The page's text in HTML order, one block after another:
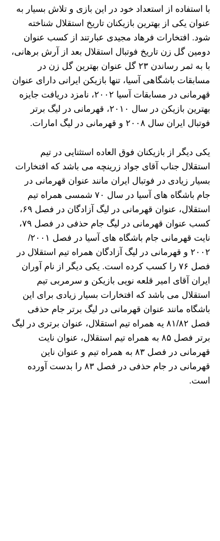
با استفاده از استعداد خود در این بازی و تلاش بسیار به
عنوان یکی از بهترین بازیکنان تاریخ استقلال شناخته
شود. افتخارات فرهاد مجیدی عبارتند از کسب عنوان
دومین گل زن تاریخ فوتبال استقلال بعد از آرش برهانی،
با به ثمر رساندن ۲۳ گل عنوان بهترین گل زن در
مسابقات باشگاهی آسیا، تنها بازیکن ایرانی دارای عنوان
قهرمانی در مسابقات آسیا ۲۰۰۲، نامزد دریافت جایزه
بهترین بازیکن در سال ۲۰۱۰، قهرمانی در لیگ برتر
فوتبال ایران سال ۲۰۰۸ و قهرمانی در لیگ امارات.
یکی دیگر از بازیکنان فوق العاده استثنایی در تیم
استقلال جناب آقای جواد زرینچه می باشد که افتخارات
بسیار زیادی در فوتبال ایران مانند عنوان قهرمانی در
جام باشگاه های آسیا در سال ۷۰ شمسی همراه تیم
استقلال، عنوان قهرمانی در لیگ آزادگان در فصل ۶۹،
کسب عنوان قهرمانی در لیگ جام حذفی در فصل ۷۹،
نایت قهرمانی جام باشگاه های آسیا در فصل ۲۰۰۱/
۲۰۰۲ و قهرمانی در لیگ آزادگان همراه تیم استقلال در
فصل ۷۶ را کسب کرده است. یکی دیگر از نام آوران
ایران آقای امیر قلعه نویی بازیکن و سرمربی تیم
استقلال می باشد که افتخارات بسیار زیادی برای این
باشگاه مانند عنوان قهرمانی در لیگ برتر جام حذفی
فصل ۸۱/۸۲ یه همراه تیم استقلال، عنوان برتری در لیگ
برتر فصل ۸۵ به همراه تیم استقلال، عنوان نایت
قهرمانی در فصل ۸۳ به همراه تیم و عنوان ناین
قهرمانی در جام حذفی در فصل ۸۳ را بدست آورده
است.